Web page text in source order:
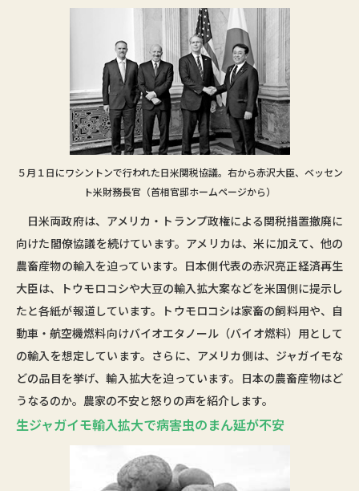
５月１日にワシントンで行われた日米関税協議。右から赤沢大臣、ベッセン
ト米財務長官（首相官邸ホームページから）
日米両政府は、アメリカ・トランプ政権による関税措置撤廃に
向けた閣僚協議を続けています。アメリカは、米に加えて、他の
農畜産物の輸入を迫っています。日本側代表の赤沢亮正経済再生
大臣は、トウモロコシや大豆の輸入拡大案などを米国側に提示し
たと各紙が報道しています。トウモロコシは家畜の飼料用や、自
動車・航空機燃料向けバイオエタノール（バイオ燃料）用として
の輸入を想定しています。さらに、アメリカ側は、ジャガイモな
どの品目を挙げ、輸入拡大を迫っています。日本の農畜産物はど
うなるのか。農家の不安と怒りの声を紹介します。
生ジャガイモ輸入拡大で病害虫のまん延が不安